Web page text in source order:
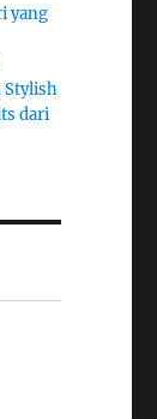
yang
Stylish
dari